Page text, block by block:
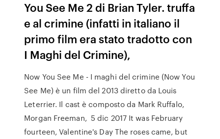
You See Me 2 di Brian Tyler. truffa
e al crimine (infatti in italiano il
primo film era stato tradotto con
I Maghi del Crimine),
Now You See Me - I maghi del crimine (Now You
See Me) è un film del 2013 diretto da Louis
Leterrier. Il cast è composto da Mark Ruffalo,
Morgan Freeman, 5 dic 2017 It was February
fourteen, Valentine's Day The roses came, but